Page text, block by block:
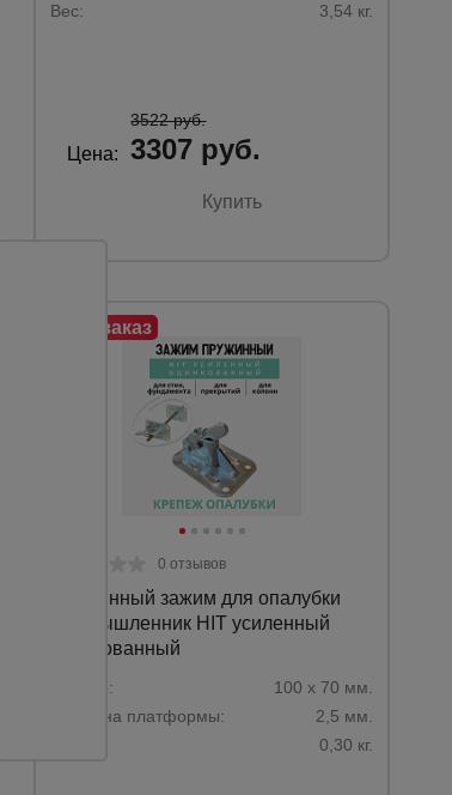
Вес:
3,54 кг.
Цена:
3522 руб.
3307 руб.
Купить
0 отзывов
Пружинный зажим для опалубки
Промышленник HIT усиленный
оцинкованный
Размер:
100 х 70 мм.
Толщина платформы:
2,5 мм.
0,30 кг.